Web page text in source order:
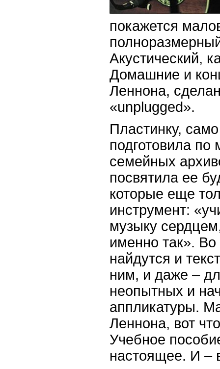
покажется
Акустический,
Домашние и
Леннона,
«unplugged».
Пластинку,
подготовила по
семейных
посвятила ее
которые еще
инструмент:
музыку
именно так».
найдутся и
ним, и даже –
неопытных и
аппликатуры.
Леннона, вот
Учебное
настоящее. И –